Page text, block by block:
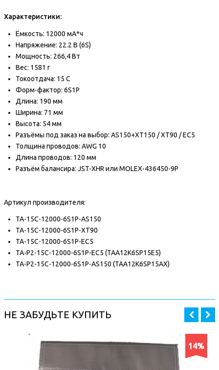
Характеристики:
Ёмкость: 12000 мА*ч
Напряжение: 22.2 В (6S)
Мощность: 266,4 Вт
Вес: 1581 г
Токоотдача: 15 C
Форм-фактор: 6S1P
Длина: 190 мм
Ширина: 71 мм
Высота: 54 мм
Разъёмы под заказ на выбор: AS150+XT150 / XT90 / EC5
Толщина проводов: AWG 10
Длина проводов: 120 мм
Разъём балансира: JST-XHR или MOLEX-436450-9P
Артикул производителя:
TA-15C-12000-6S1P-AS150
TA-15C-12000-6S1P-XT90
TA-15C-12000-6S1P-EC5
TA-P2-15C-12000-6S1P-EC5 (TAA12K6SP15E5)
TA-P2-15C-12000-6S1P-AS150 (TAA12K6SP15AX)
НЕ ЗАБУДЬТЕ КУПИТЬ
14%